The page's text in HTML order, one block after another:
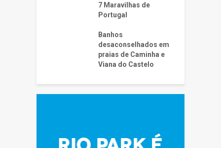
7 Maravilhas de
Portugal
Banhos
desaconselhados em
praias de Caminha e
Viana do Castelo